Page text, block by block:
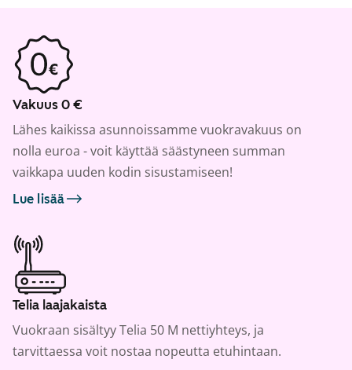
Vakuus 0 €
Lähes kaikissa asunnoissamme vuokravakuus on
nolla euroa - voit käyttää säästyneen summan
vaikkapa uuden kodin sisustamiseen!
Lue lisää
Telia laajakaista
Vuokraan sisältyy Telia 50 M nettiyhteys, ja
tarvittaessa voit nostaa nopeutta etuhintaan.